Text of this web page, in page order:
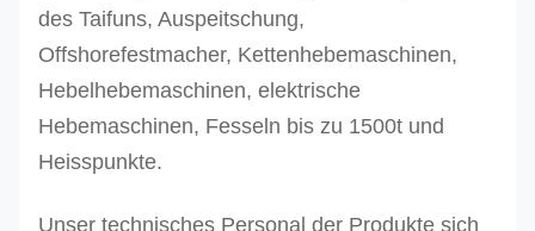
RES-
H-
2000T
des Taifuns, Auspeitschung,
Offshorefestmacher, Kettenhebemaschinen,
Hebelhebemaschinen, elektrische
Hebemaschinen, Fesseln bis zu 1500t und
Heisspunkte.
Unser technisches Personal der Produkte sich